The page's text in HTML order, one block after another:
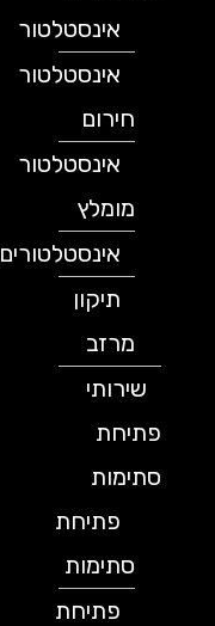
אינסטלטור
אינסטלטור
חירום
אינסטלטור
מומלץ
אינסטלטורים
תיקון
מרזב
שירותי
פתיחת
סתימות
פתיחת
סתימות
פתיחת